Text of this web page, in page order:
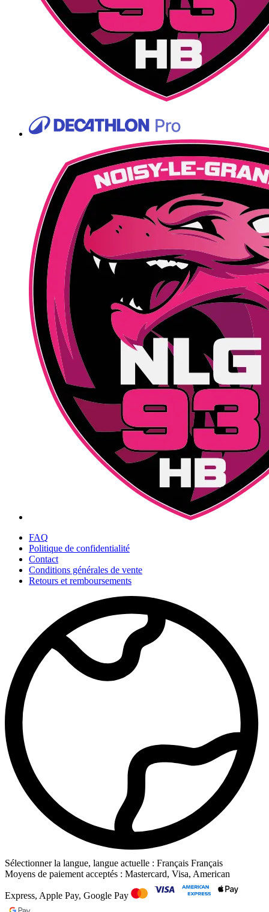
FAQ
Politique de confidentialité
Contact
Conditions générales de vente
Retours et remboursements
Sélectionner la langue, langue actuelle : Français Français
Moyens de paiement acceptés : Mastercard, Visa, American
Express, Apple Pay, Google Pay